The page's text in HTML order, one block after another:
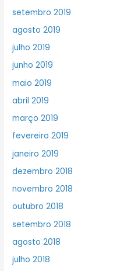
setembro 2019
agosto 2019
julho 2019
junho 2019
maio 2019
abril 2019
março 2019
fevereiro 2019
janeiro 2019
dezembro 2018
novembro 2018
outubro 2018
setembro 2018
agosto 2018
julho 2018